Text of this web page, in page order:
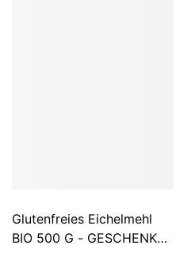
Glutenfreies Eichelmehl
BIO 500 G - GESCHENKE